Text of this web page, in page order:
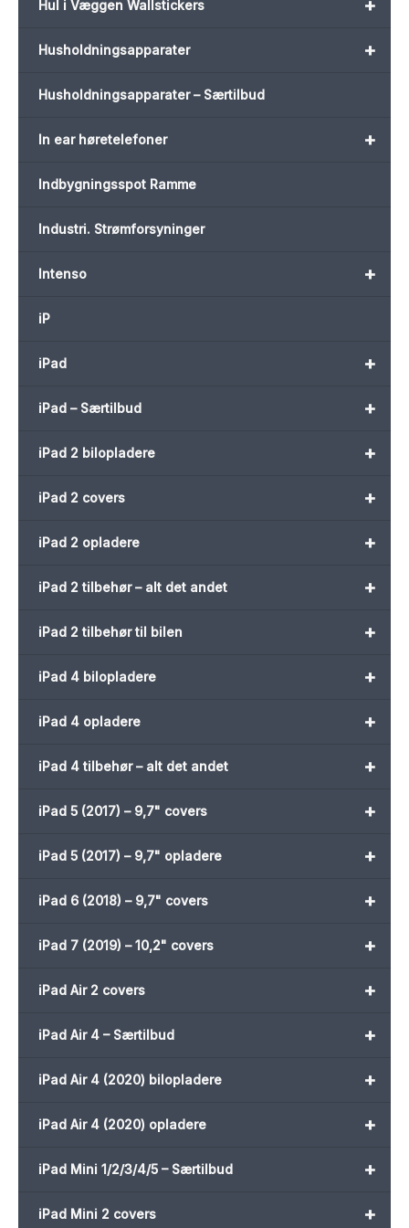
+
Hul i Væggen Wallstickers
+
Husholdningsapparater
Husholdningsapparater – Særtilbud
+
In ear høretelefoner
Indbygningsspot Ramme
Industri. Strømforsyninger
+
Intenso
iP
+
iPad
+
iPad – Særtilbud
+
iPad 2 bilopladere
+
iPad 2 covers
+
iPad 2 opladere
+
iPad 2 tilbehør – alt det andet
+
iPad 2 tilbehør til bilen
+
iPad 4 bilopladere
+
iPad 4 opladere
+
iPad 4 tilbehør – alt det andet
+
iPad 5 (2017) – 9,7" covers
+
iPad 5 (2017) – 9,7" opladere
+
iPad 6 (2018) – 9,7" covers
+
iPad 7 (2019) – 10,2" covers
+
iPad Air 2 covers
+
iPad Air 4 – Særtilbud
+
iPad Air 4 (2020) bilopladere
+
iPad Air 4 (2020) opladere
+
iPad Mini 1/2/3/4/5 – Særtilbud
+
iPad Mini 2 covers